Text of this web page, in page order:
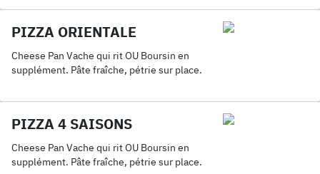
PIZZA ORIENTALE
Cheese Pan Vache qui rit OU Boursin en
supplément. Pâte fraîche, pétrie sur place.
PIZZA 4 SAISONS
Cheese Pan Vache qui rit OU Boursin en
supplément. Pâte fraîche, pétrie sur place.